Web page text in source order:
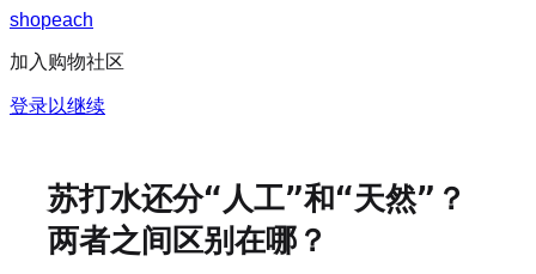
shopeach
加入购物社区
登录以继续
苏打水还分“人工”和“天然”？
两者之间区别在哪？